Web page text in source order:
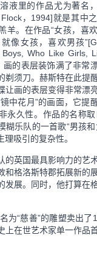
液里的作品尤为著名
，1994]就是其中
羊。在作品“女孩，喜
像女孩，喜欢男孩
Who Like Girls,
画的表层装饰满了非常
剃须刀。赫斯特在此提
让画的表层变得非常漂
中花月”的画面，它提
永久性。作品的名称
糊乐队的一首歌“男孩和
理吸引的复杂性。
的英国最具影响力的艺
和格洛斯特郡拓展新的
发展。同时，他打算在
为“慈善”的雕塑卖出了
上在世艺术家单一作品